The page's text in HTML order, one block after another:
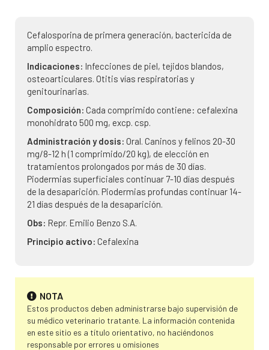
Cefalosporina de primera generación, bactericida de
amplio espectro.
Indicaciones: Infecciones de piel, tejidos blandos,
osteoarticulares. Otitis vías respiratorias y
genitourinarias.
Composición: Cada comprimido contiene: cefalexina
monohidrato 500 mg, excp. csp.
Administración y dosis: Oral. Caninos y felinos 20-30
mg/8-12 h (1 comprimido/20 kg), de elección en
tratamientos prolongados por más de 30 días.
Piodermias superficiales continuar 7-10 días después
de la desaparición. Piodermias profundas continuar 14-
21 días después de la desaparición.
Obs: Repr. Emilio Benzo S.A.
Principio activo: Cefalexina
NOTA
Estos productos deben administrarse bajo supervisión de
su médico veterinario tratante. La información contenida
en este sitio es a título orientativo, no haciéndonos
responsable por errores u omisiones